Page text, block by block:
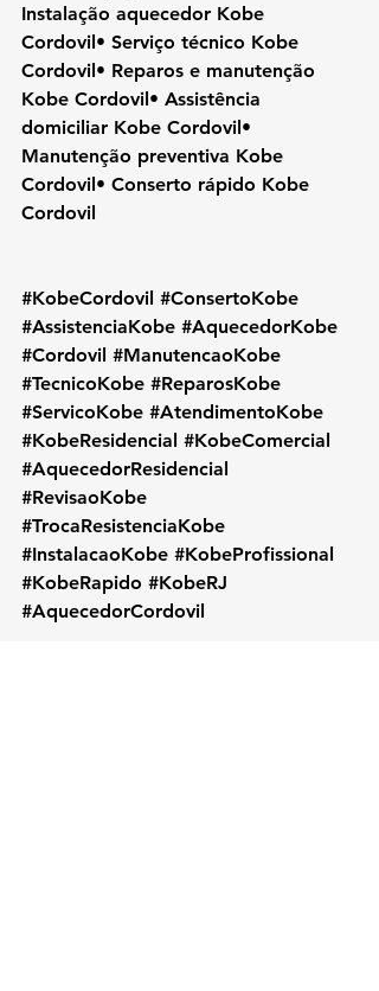
Instalação aquecedor Kobe
Cordovil• Serviço técnico Kobe
Cordovil• Reparos e manutenção
Kobe Cordovil• Assistência
domiciliar Kobe Cordovil•
Manutenção preventiva Kobe
Cordovil• Conserto rápido Kobe
Cordovil
#KobeCordovil #ConsertoKobe
#AssistenciaKobe #AquecedorKobe
#Cordovil #ManutencaoKobe
#TecnicoKobe #ReparosKobe
#ServicoKobe #AtendimentoKobe
#KobeResidencial #KobeComercial
#AquecedorResidencial
#RevisaoKobe
#TrocaResistenciaKobe
#InstalacaoKobe #KobeProfissional
#KobeRapido #KobeRJ
#AquecedorCordovil